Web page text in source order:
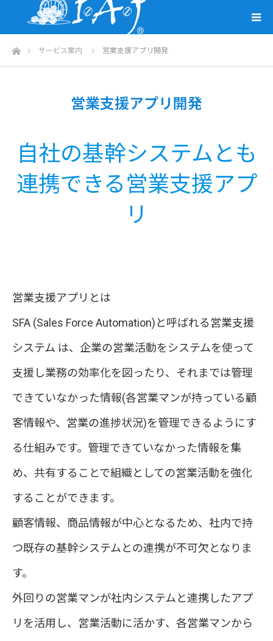
ホームサービス案内 営業支援アプリ開発
営業支援アプリ開発
自社の基幹システムとも
連携できる営業支援アプ
リ
営業支援アプリとは
SFA (Sales Force Automation)と呼ばれる営業支援
システム は、企業の営業活動をシステムを使って
支援し業務の効率化を図ったり、それまでは管理
できていなかった情報(各営業マンが持っている顧
客情報や、営業の進捗状況)を管理できるようにす
る仕組みです。管理できていなかった情報を集
め、共有することで組織としての営業活動を強化
することができます。
顧客情報、商品情報が中心となるため、社内で持
つ既存の基幹システムとの連携が不可欠となりま
す。
外回りの営業マンが社内システムと連携したアプ
リを活用し、営業活動に活かす、各営業マンから